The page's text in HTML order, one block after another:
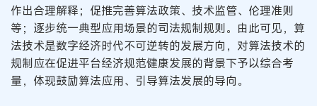
作出合理解释；促推完善算法政策、技术监管、伦理准则
等；逐步统一典型应用场景的司法规制规则。由此可见，算
法技术是数字经济时代不可逆转的发展方向，对算法技术的
规制应在促进平台经济规范健康发展的背景下予以综合考
量，体现鼓励算法应用、引导算法发展的导向。